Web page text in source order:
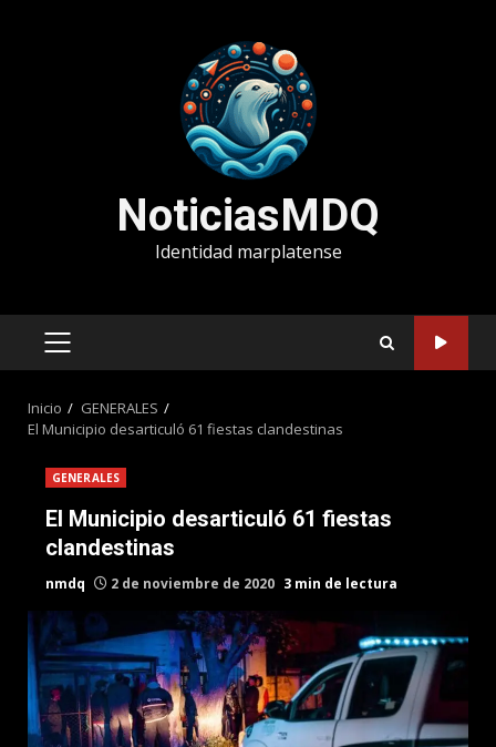
NoticiasMDQ
Identidad marplatense
MENÚ
Inicio
GENERALES
El Municipio desarticuló 61 fiestas clandestinas
GENERALES
El Municipio desarticuló 61 fiestas
clandestinas
nmdq 2 de noviembre de 2020 3 min de lectura